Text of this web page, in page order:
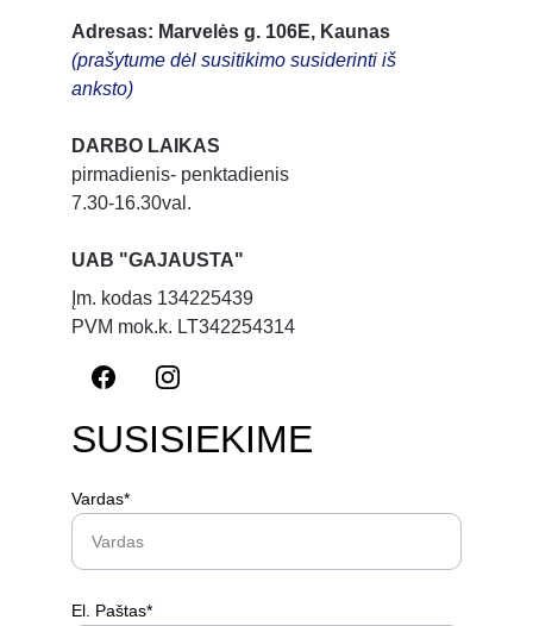
SUSISIEKIME
Adresas: Marvelės g. 106E, Kaunas
(prašytume dėl susitikimo susiderinti iš
anksto)
Vardas*
El. Paštas*
DARBO LAIKAS
pirmadienis- penktadienis
7.30-16.30val.
UAB "GAJAUSTA"
Įm. kodas 134225439
PVM mok.k. LT342254314